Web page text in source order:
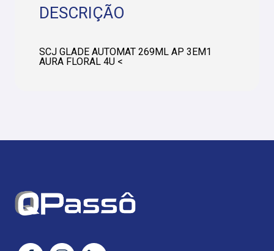
DESCRIÇÃO
SCJ GLADE AUTOMAT 269ML AP 3EM1
AURA FLORAL 4U <